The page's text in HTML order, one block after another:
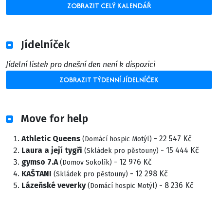
ZOBRAZIT CELÝ KALENDÁŘ
Jídelníček
Jídelní lístek pro dnešní den není k dispozici
ZOBRAZIT TÝDENNÍ JÍDELNÍČEK
Move for help
Athletic Queens (Domácí hospic Motýl) - 22 547 Kč
Laura a její tygři (Skládek pro pěstouny) - 15 444 Kč
gymso 7.A (Domov Sokolík) - 12 976 Kč
KAŠTANI (Skládek pro pěstouny) - 12 298 Kč
Lázeňské veverky (Domácí hospic Motýl) - 8 236 Kč